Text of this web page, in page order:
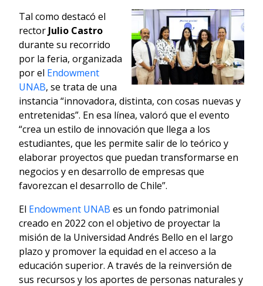
Tal como destacó el
rector Julio Castro
durante su recorrido
por la feria, organizada
por el Endowment
UNAB, se trata de una
instancia “innovadora, distinta, con cosas nuevas y
entretenidas”. En esa línea, valoró que el evento
“crea un estilo de innovación que llega a los
estudiantes, que les permite salir de lo teórico y
elaborar proyectos que puedan transformarse en
negocios y en desarrollo de empresas que
favorezcan el desarrollo de Chile”.
El Endowment UNAB es un fondo patrimonial
creado en 2022 con el objetivo de proyectar la
misión de la Universidad Andrés Bello en el largo
plazo y promover la equidad en el acceso a la
educación superior. A través de la reinversión de
sus recursos y los aportes de personas naturales y